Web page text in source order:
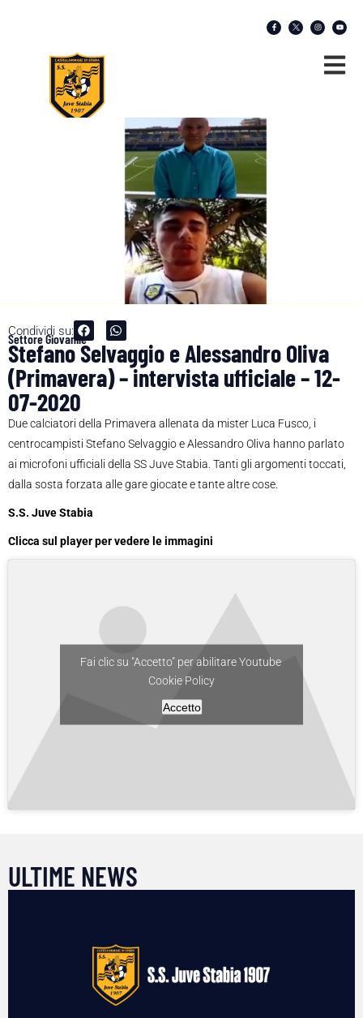
Condividi su:
Settore Giovanile
Stefano Selvaggio e Alessandro Oliva
(Primavera) – intervista ufficiale – 12-
07-2020
Due calciatori della Primavera allenata da mister Luca Fusco, i
centrocampisti Stefano Selvaggio e Alessandro Oliva hanno parlato
ai microfoni ufficiali della SS Juve Stabia. Tanti gli argomenti toccati,
dalla sosta forzata alle gare giocate e tante altre cose.
S.S. Juve Stabia
Clicca sul player per vedere le immagini
Fai clic su "Accetto" per abilitare Youtube
Cookie Policy
Accetto
ULTIME NEWS